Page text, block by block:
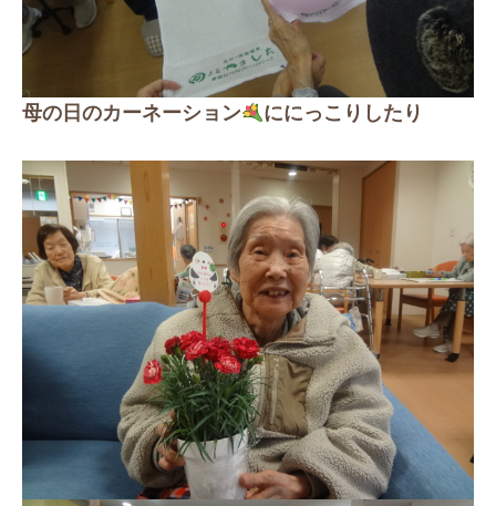
母の日のカーネーション ににっこりしたり